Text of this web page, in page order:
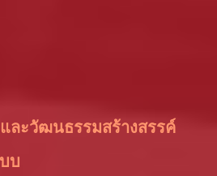
ละวัฒนธรรมสร้างสรรค์
บ